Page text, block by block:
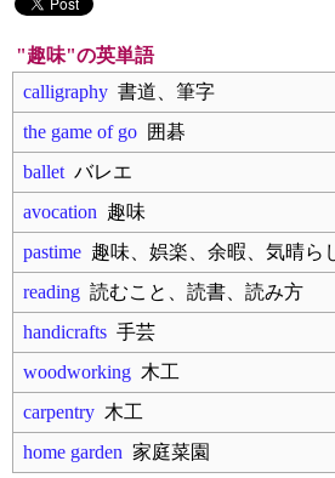
"趣味"の英単語
calligraphy 書道、筆字
the game of go 囲碁
ballet バレエ
avocation 趣味
pastime 趣味、娯楽、余暇、気晴ら
reading 読むこと、読書、読み方
handicrafts 手芸
woodworking 木工
carpentry 木工
home garden 家庭菜園